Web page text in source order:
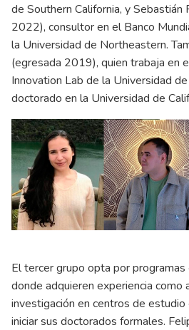
de Southern California, y Sebastián
2022), consultor en el Banco
la Universidad de Northeastern.
(egresada 2019), quien trabaja en
Innovation Lab de la Universidad
doctorado en la Universidad de
El tercer grupo opta por
donde adquieren experiencia como
investigación en centros de
iniciar sus doctorados formales.